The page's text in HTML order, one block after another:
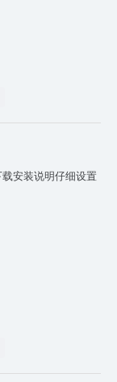
安装说明仔细设置